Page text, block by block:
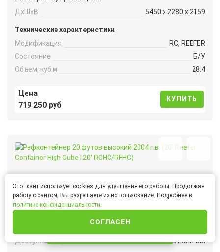
ДxШxВ
5450 x 2280 x 2159
Технические характеристики
Модификация
RC, REEFER
Состояние
Б/У
Объем, куб.м
28.4
Цена
719 250 руб
КУПИТЬ
Рефконтейнер 20 футов высокий 2004 г.в. (20′ Reefer
Container High Cube | 20′ RCHC/RFHC)
Доступность
В наличии
Этот сайт использует cookies для улучшения его работы. Продолжая
работу с сайтом, Вы разрешаете их использование. Подробнее в
политике конфиденциальности.
СОГЛАСЕН